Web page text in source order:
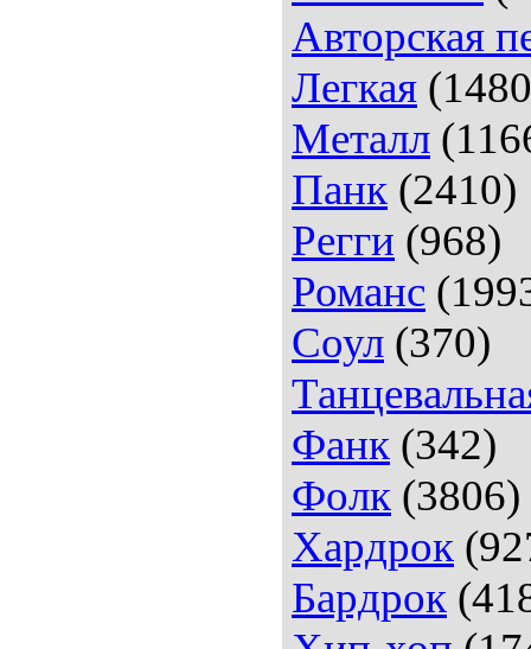
Авторская
Легкая
Металл
Панк (2410)
Регги (968)
Романс
Соул (370)
Фанк (342)
Фолк (3806)
Хардрок
Бардрок